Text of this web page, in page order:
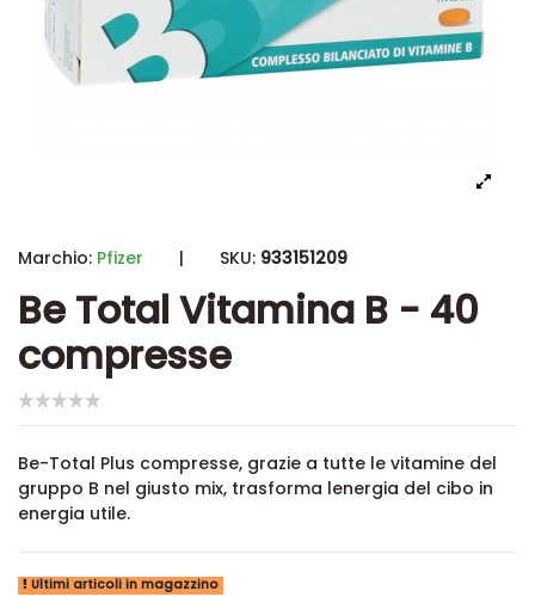
Marchio: Pfizer | SKU: 933151209
Be Total Vitamina B - 40
compresse
Be-Total Plus compresse, grazie a tutte le vitamine del
gruppo B nel giusto mix, trasforma lenergia del cibo in
energia utile.
Ultimi articoli in magazzino